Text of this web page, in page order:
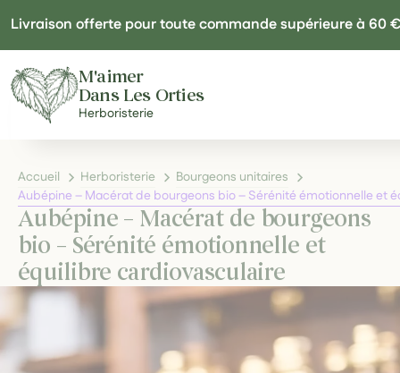
Livraison offerte pour toute commande supérieure à 60 €
M'aimer
Dans Les Orties
Herboristerie
Accueil Herboristerie
Bourgeons unitaires
Aubépine – Macérat de bourgeons bio – Sérénité émotionnelle et
Aubépine – Macérat de bourgeons
bio – Sérénité émotionnelle et
équilibre cardiovasculaire